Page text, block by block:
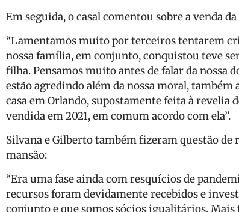
Em seguida, o casal comentou sobre a venda
“Lamentamos muito por terceiros tentarem
nossa família, em conjunto, conquistou teve
filha. Pensamos muito antes de falar da nossa
estão agredindo além da nossa moral, também
casa em Orlando, supostamente feita à revelia
vendida em 2021, em comum acordo com ela”.
Silvana e Gilberto também fizeram questão
mansão:
“Era uma fase ainda com resquícios de
recursos foram devidamente recebidos e
conjunto e que somos sócios igualitários. Mais